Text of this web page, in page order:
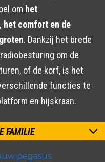
om het
comfort en de
. Dankzij het brede
om de
of de korf, is het
functies te
en hijskraan.
FAMILIE